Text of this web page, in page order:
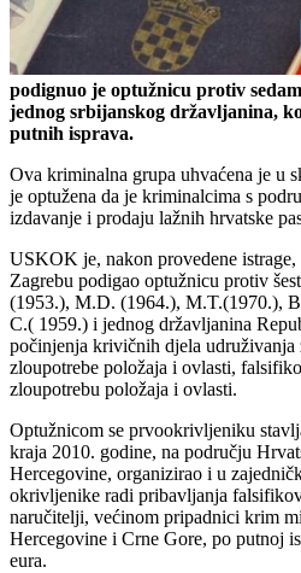
podignuo je optužnicu protiv
jednog srbijanskog državljanina,
putnih isprava.
Ova kriminalna grupa uhvaćena je u
je optužena da je kriminalcima s
izdavanje i prodaju lažnih hrvatske
USKOK je, nakon provedene
Zagrebu podigao optužnicu protiv
(1953.), M.D. (1964.), M.T.(1970.),
C.( 1959.) i jednog državljanina
počinjenja krivičnih djela
zloupotrebe položaja i ovlasti,
zloupotrebu položaja i ovlasti.
Optužnicom se prvookrivljeniku
kraja 2010. godine, na području
Hercegovine, organizirao i u
okrivljenike radi pribavljanja
naručitelji, većinom pripadnici krim
Hercegovine i Crne Gore, po putnoj
eura.